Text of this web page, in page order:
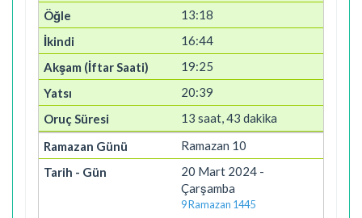
13:18
16:44
19:25
20:39
13 saat, 43 dakika
Ramazan 10
20 Mart 2024 -
Çarşamba
9 Ramazan 1445